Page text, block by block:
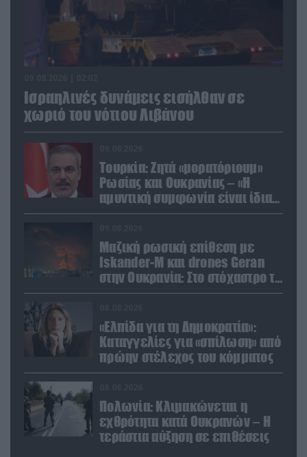
Ισραηλινές δυνάμεις εισήλθαν σε
χωριό του νότιου Λιβάνου
Τουρκία: Ζητά «μορατόριουμ»
Ρωσίας και Ουκρανίας – «Η
αμυντική συμφωνία είναι ίδια
με το άρθρο 5 του ΝΑΤΟ» (upd)
Μαζική ρωσική επίθεση με
Iskander-M και drones Geran
στην Ουκρανία: Στο στόχαστρο το
εργοστάσιο των Flamingo
«Ελπίδα για τη Δημοκρατία»:
Καταγγελίες για «σπίλωση» από
πρώην στέλεχος του κόμματος
Πολωνία: Κλιμακώνεται η
εχθρότητα κατά Ουκρανών – Η
τεράστια αύξηση σε επιθέσεις